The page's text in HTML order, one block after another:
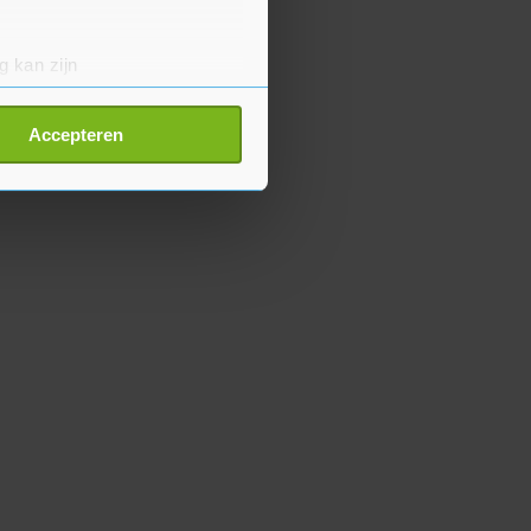
kan zijn
detailgedeelte
Accepteren